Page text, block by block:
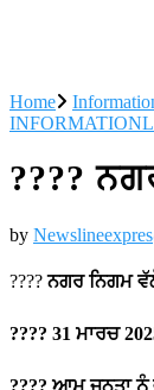
Home
INFORMATION
????
by
????ਨਗਰ ਨਿਗਮ
???? 31 ਮਾਰਚ
???? ਆਮ ਜਨਤਾ ਨੂੰ